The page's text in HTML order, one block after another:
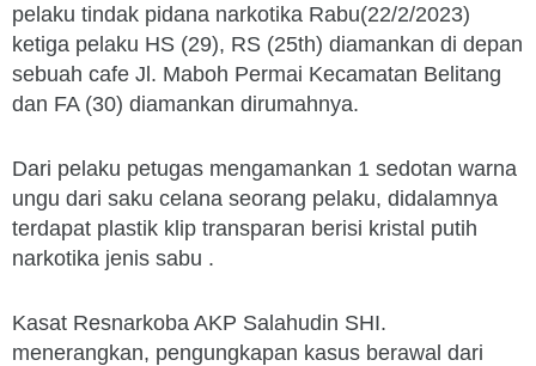
pelaku tindak pidana narkotika Rabu(22/2/2023)
ketiga pelaku HS (29), RS (25th) diamankan di depan
sebuah cafe Jl. Maboh Permai Kecamatan Belitang
dan FA (30) diamankan dirumahnya.
Dari pelaku petugas mengamankan 1 sedotan warna
ungu dari saku celana seorang pelaku, didalamnya
terdapat plastik klip transparan berisi kristal putih
narkotika jenis sabu .
Kasat Resnarkoba AKP Salahudin SHI.
menerangkan, pengungkapan kasus berawal dari